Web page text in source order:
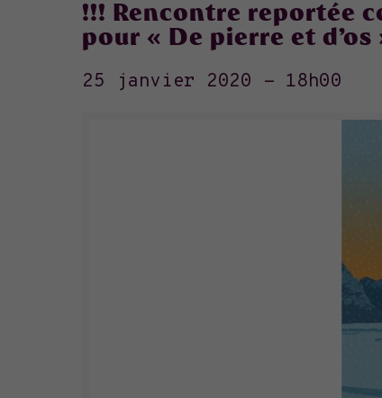
!!! Rencontre reportée
pour « De pierre et
25 janvier 2020 - 18h00